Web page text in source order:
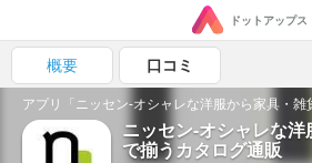
ドットアップス
概要 口コミ
ニッセン-オシャレな洋
で揃うカタログ通販